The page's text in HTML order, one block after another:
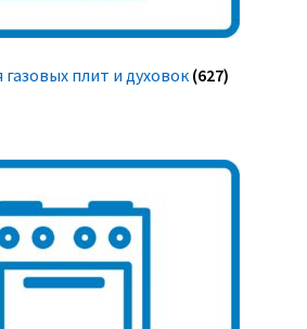
газовых плит и духовок (627)